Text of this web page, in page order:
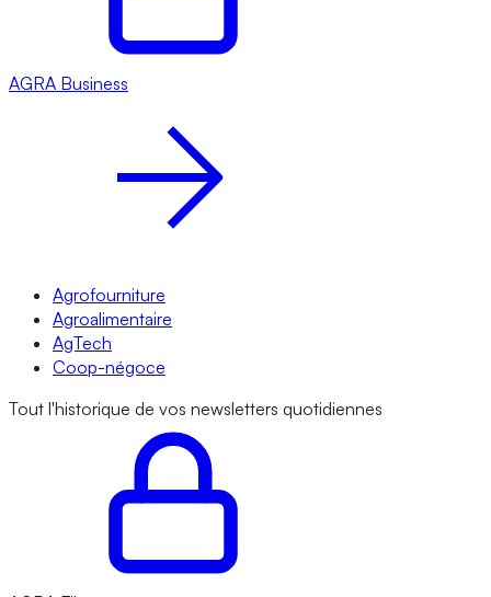
AGRA Business
Agrofourniture
Agroalimentaire
AgTech
Coop-négoce
Tout l'historique de vos newsletters quotidiennes